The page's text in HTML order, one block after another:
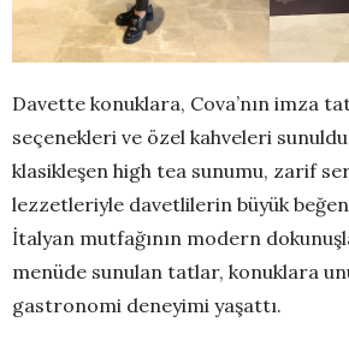
Davette konuklara, Cova’nın imza
seçenekleri ve özel kahveleri sunuldu.
klasikleşen high tea sunumu, zarif
lezzetleriyle davetlilerin büyük
İtalyan mutfağının modern
menüde sunulan tatlar, konuklara
gastronomi deneyimi yaşattı.